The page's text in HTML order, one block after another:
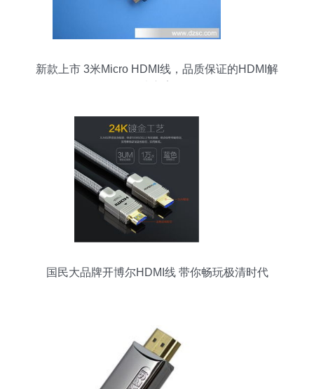
新款上市 3米Micro HDMI线，品质保证的HDMI解
国民大品牌开博尔HDMI线 带你畅玩极清时代